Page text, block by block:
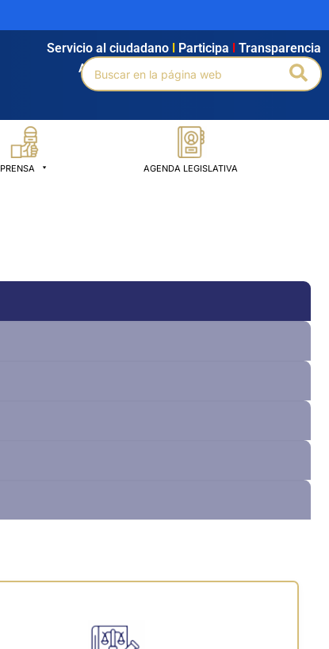
Agendamiento Intranet Búsqueda avanzada
Servicio al ciudadano Participa Transparencia
Buscar
por:
PRENSA AGENDA LEGISLATIVA